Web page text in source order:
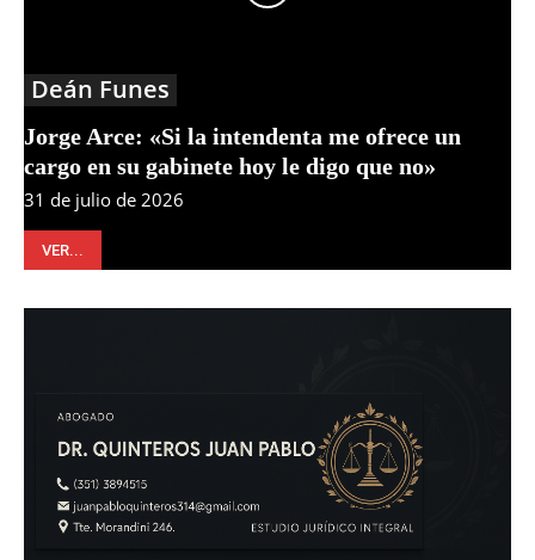
Deán Funes
Jorge Arce: «Si la intendenta me ofrece un
cargo en su gabinete hoy le digo que no»
31 de julio de 2026
VER...